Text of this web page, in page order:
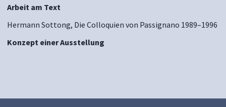
Arbeit am Text
Hermann Sottong, Die Colloquien von Passignano 1989–1996
Konzept einer Ausstellung